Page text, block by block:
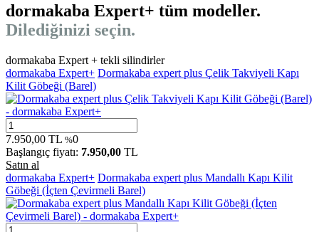
dormakaba Expert+ tüm modeller.
Dilediğinizi seçin.
dormakaba Expert + tekli silindirler
dormakaba Expert+ Dormakaba expert plus Çelik Takviyeli Kapı
Kilit Göbeği (Barel)
7.950,00 TL %0
Başlangıç fiyatı: 7.950,00 TL
Satın al
dormakaba Expert+ Dormakaba expert plus Mandallı Kapı Kilit
Göbeği (İçten Çevirmeli Barel)